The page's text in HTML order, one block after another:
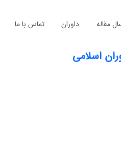
مقاله داوران تماس با ما
اسلامی